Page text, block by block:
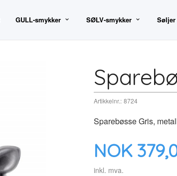
GULL-smykker SØLV-smykker Søljer
Artikkelnr.: 8724
Sparebøsse Gris,
Pris
NOK
inkl. mva.